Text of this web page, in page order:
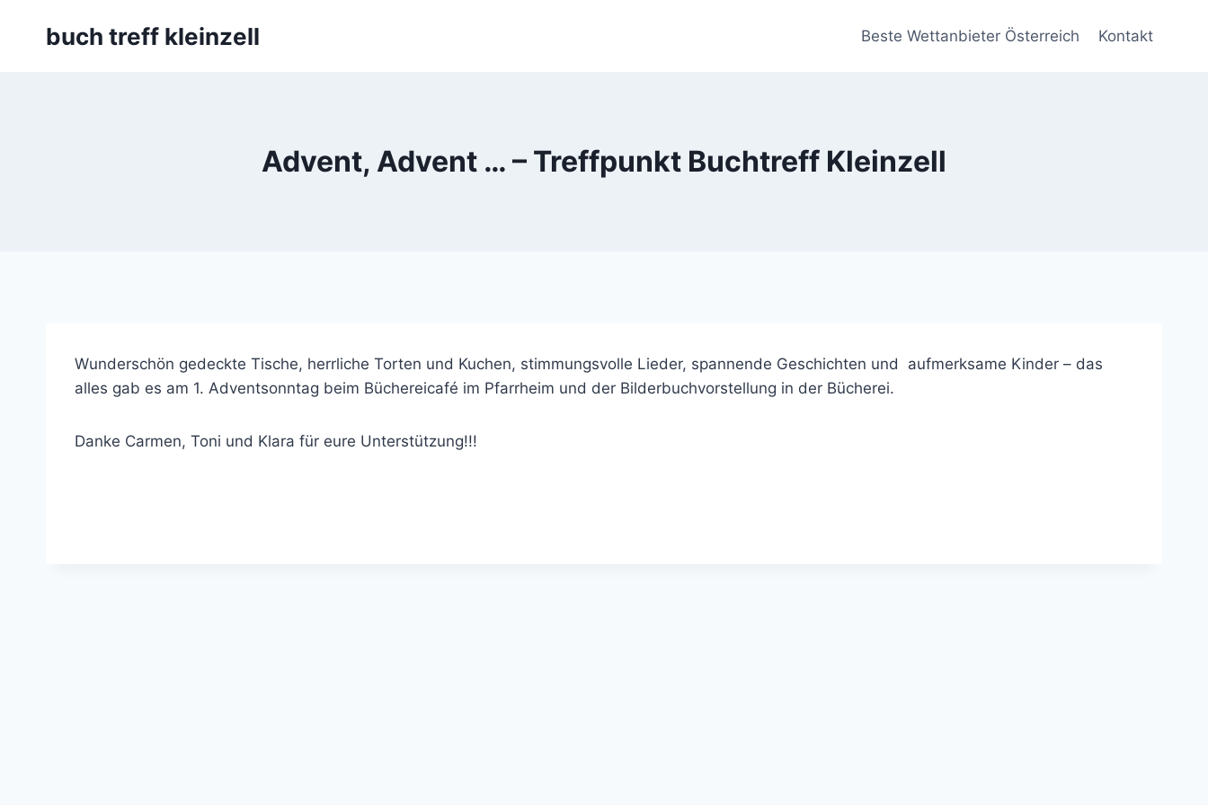
buch treff kleinzell Beste Wettanbieter Österreich Kontakt
Advent, Advent … – Treffpunkt Buchtreff Kleinzell
Wunderschön gedeckte Tische, herrliche Torten und Kuchen, stimmungsvolle Lieder, spannende Geschichten und aufmerksame Kinder – das
alles gab es am 1. Adventsonntag beim Büchereicafé im Pfarrheim und der Bilderbuchvorstellung in der Bücherei.
Danke Carmen, Toni und Klara für eure Unterstützung!!!